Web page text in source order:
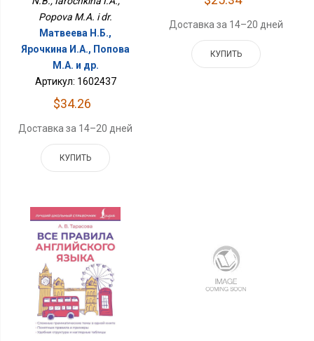
Popova M.A. i dr.
Матвеева Н.Б.,
Ярочкина И.А., Попова
М.А. и др.
Артикул: 1602437
$34.26
Доставка за 14–20 дней
КУПИТЬ
Доставка за 14–20 дней
КУПИТЬ